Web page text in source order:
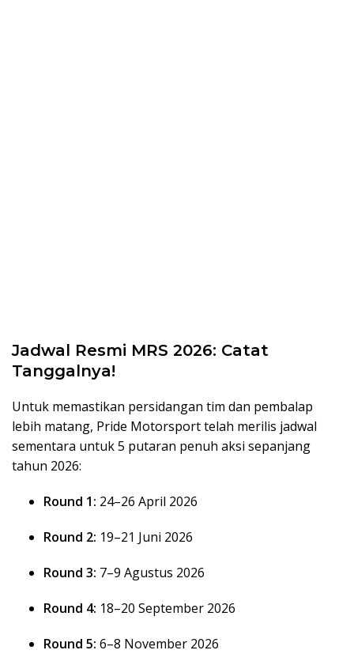
Jadwal Resmi MRS 2026: Catat
Tanggalnya!
Untuk memastikan persidangan tim dan pembalap
lebih matang, Pride Motorsport telah merilis jadwal
sementara untuk 5 putaran penuh aksi sepanjang
tahun 2026:
Round 1: 24–26 April 2026
Round 2: 19–21 Juni 2026
Round 3: 7–9 Agustus 2026
Round 4: 18–20 September 2026
Round 5: 6–8 November 2026